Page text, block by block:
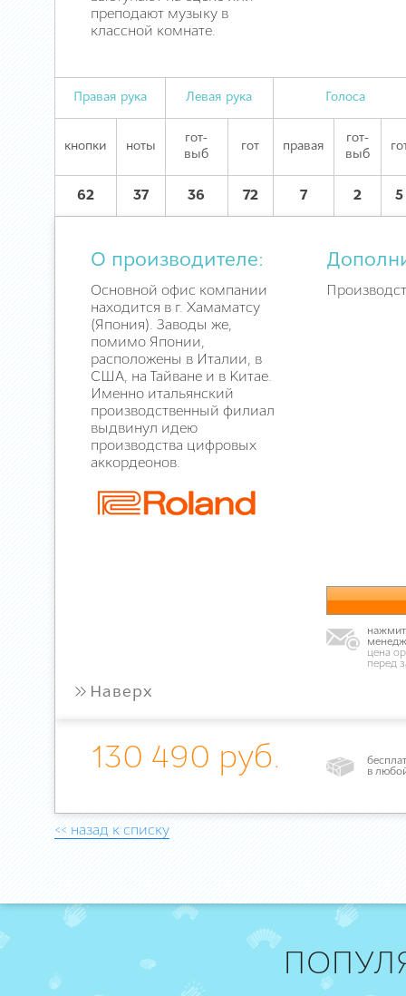
преподают музыку в
классной комнате.
Правая рука Левая рука Голоса
кнопки ноты
гот-
выб
гот правая
гот-
выб
62 37 36 72 7 2 5
О производителе:
Основной офис компании
находится в г. Хамаматсу
(Япония). Заводы же,
помимо Японии,
расположены в Италии, в
США, на Тайване и в Китае.
Именно итальянский
производственный филиал
выдвинул идею
производства цифровых
аккордеонов.
цена
перед
» Наверх
130 490 руб.
в
<< назад к списку